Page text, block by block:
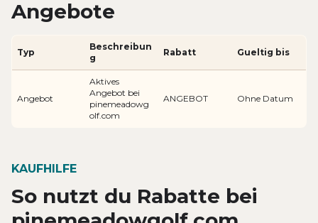
Angebote
Typ
Beschreibun
g
Rabatt Gueltig bis
Angebot
Aktives
Angebot bei
pinemeadowg
olf.com
ANGEBOT Ohne Datum
KAUFHILFE
So nutzt du Rabatte bei